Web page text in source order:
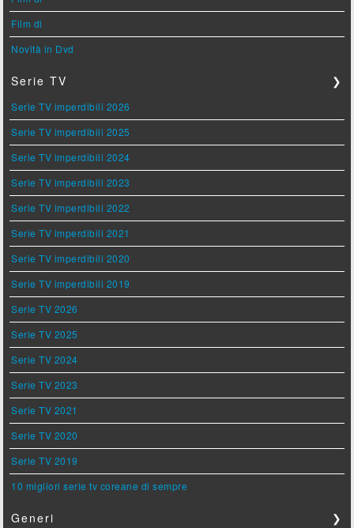
Film di
Novità in Dvd
Serie TV ❯
Serie TV imperdibili 2026
Serie TV imperdibili 2025
Serie TV imperdibili 2024
Serie TV imperdibili 2023
Serie TV imperdibili 2022
Serie TV imperdibili 2021
Serie TV imperdibili 2020
Serie TV imperdibili 2019
Serie TV 2026
Serie TV 2025
Serie TV 2024
Serie TV 2023
Serie TV 2021
Serie TV 2020
Serie TV 2019
10 migliori serie tv coreane di sempre
Generi ❯